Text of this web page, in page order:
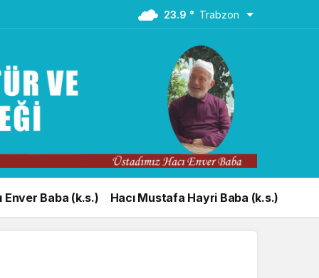
23.9 ° Trabzon
Enver Baba (k.s.) Hacı Mustafa Hayri Baba (k.s.)